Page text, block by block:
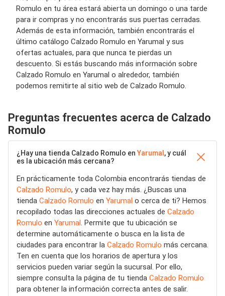
Romulo en tu área estará abierta un domingo o una tarde
para ir compras y no encontrarás sus puertas cerradas.
Además de esta información, también encontrarás el
último catálogo Calzado Romulo en Yarumal y sus
ofertas actuales, para que nunca te pierdas un
descuento. Si estás buscando más información sobre
Calzado Romulo en Yarumal o alrededor, también
podemos remitirte al sitio web de Calzado Romulo.
Preguntas frecuentes acerca de Calzado
Romulo
¿Hay una tienda Calzado Romulo enYarumal , y cuál
es la ubicación más cercana?
En prácticamente toda Colombia encontrarás tiendas de
Calzado Romulo, y cada vez hay más. ¿Buscas una
tienda Calzado Romulo en Yarumal o cerca de ti? Hemos
recopilado todas las direcciones actuales de Calzado
Romulo en Yarumal. Permite que tu ubicación se
determine automáticamente o busca en la lista de
ciudades para encontrar la Calzado Romulo más cercana.
Ten en cuenta que los horarios de apertura y los
servicios pueden variar según la sucursal. Por ello,
siempre consulta la página de tu tienda Calzado Romulo
para obtener la información correcta antes de salir.